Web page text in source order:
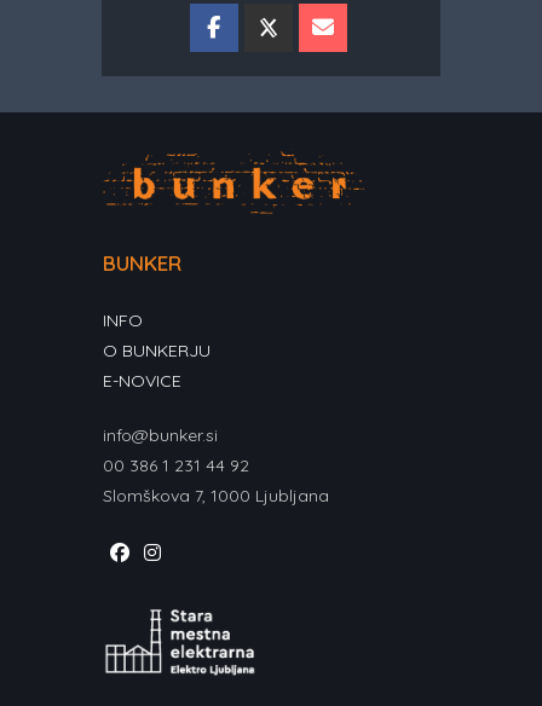
BUNKER
INFO
O BUNKERJU
E-NOVICE
info@bunker.si
00 386 1 231 44 92
Slomškova 7, 1000 Ljubljana
a
new
in
a
new